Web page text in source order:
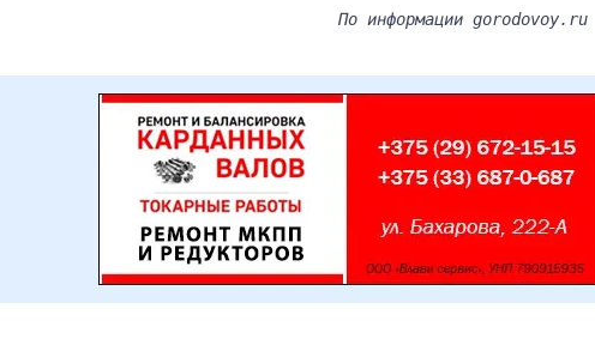
По информации gorodovoy.ru